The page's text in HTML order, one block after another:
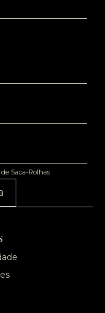
Saca-Rolhas